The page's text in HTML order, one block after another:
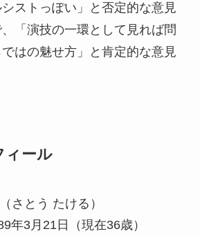
シストっぽい」と否定的な意見
「演技の一環として見れば問
はの魅せ方」と肯定的な意見
ィール
さとう たける）
年3月21日（現在36歳）